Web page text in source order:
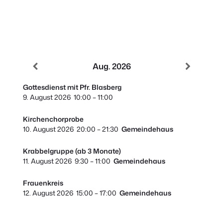
Aug. 2026
Gottesdienst mit Pfr. Blasberg
9. August 2026 10:00 –11:00
Kirchenchorprobe
10. August 2026 20:00 –21:30 Gemeindehaus
Krabbelgruppe (ab 3 Monate)
11. August 2026 9:30 –11:00 Gemeindehaus
Frauenkreis
12. August 2026 15:00 –17:00 Gemeindehaus